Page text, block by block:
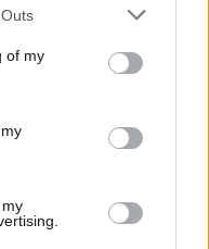
one or more Google
You may click to
its third-party tags to
in below Google
of my
επιχειρεί